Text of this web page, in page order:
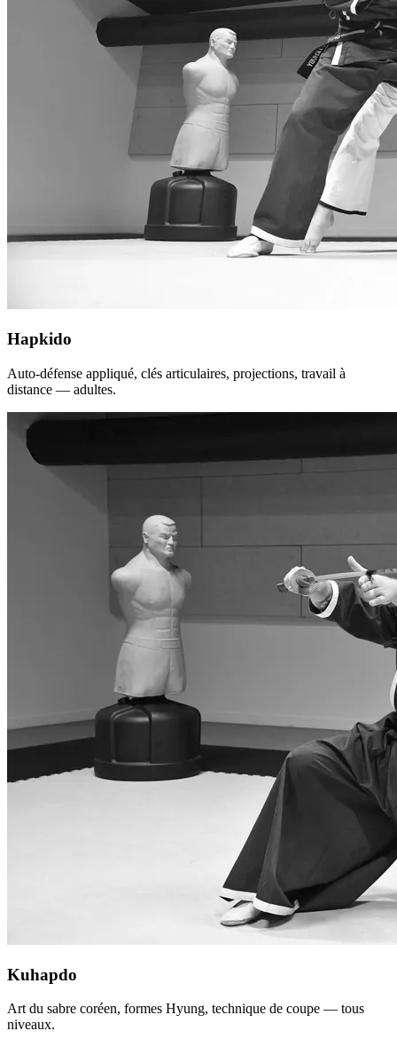
Hapkido
Auto-défense appliqué, clés articulaires, projections, travail à
distance — adultes.
Kuhapdo
Art du sabre coréen, formes Hyung, technique de coupe — tous
niveaux.